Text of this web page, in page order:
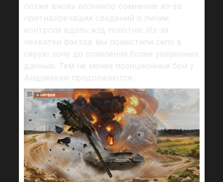
позже вновь возникло сомнение из-за
противоречащих сведений о линии
контроля вдоль ж/д полотна. Из-за
нехватки фактов мы поместили село в
серую зону до появления более уверенных
данных. Тем не менее позиционные бои у
Андреевки продолжаются.